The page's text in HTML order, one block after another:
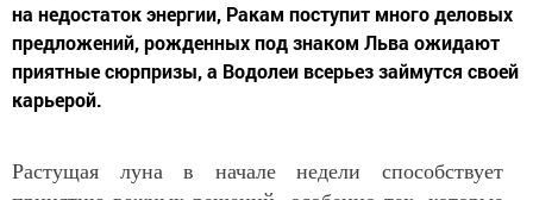
на недостаток энергии, Ракам поступит много деловых
предложений, рожденных под знаком Льва ожидают
приятные сюрпризы, а Водолеи всерьез займутся своей
карьерой.
Растущая луна в начале недели способствует